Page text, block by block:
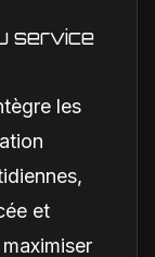
service
les
et